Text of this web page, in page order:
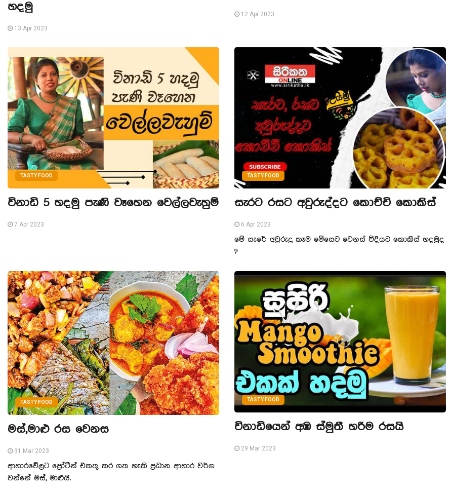
හදමු
13 Apr 2023
12 Apr 2023
TASTY FOOD
විනාඩි 5 හදමු පැණි වෑහෙන වෙල්ලවැහුම්
7 Apr 2023
TASTY FOOD
සැරට රසට අවුරුද්දට කොච්චි කොකිස්
6 Apr 2023
මේ සැරේ අවුරුදු කෑම මේසෙට වෙනස් විදියට කොකිස් හදමුද
?
TASTY FOOD
මස්,මාළු රස වෙනස
31 Mar 2023
ආහාරවේලට ප්‍රෝටීන් එකතු කර ගත හැකි ප්‍රධාන ආහාර වර්ග
වන්නේ මස්, මාළුයි.
TASTY FOOD
විනාඩියෙන් අඹ ස්මුතී හරිම රසයි
29 Mar 2023